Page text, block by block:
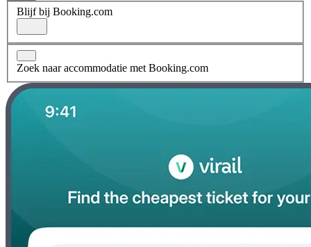
Blijf bij Booking.com
Zoek naar accommodatie met Booking.com